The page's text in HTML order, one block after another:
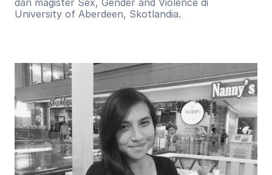
dan magister Sex, Gender and Violence di
University of Aberdeen, Skotlandia.